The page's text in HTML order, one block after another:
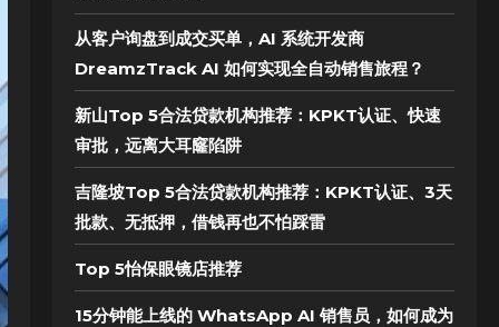
从客户询盘到成交买单，AI 系统开发商
DreamzTrack AI 如何实现全自动销售旅程？
新山Top 5合法贷款机构推荐：KPKT认证、快速
审批，远离大耳窿陷阱
吉隆坡Top 5合法贷款机构推荐：KPKT认证、3天
批款、无抵押，借钱再也不怕踩雷
Top 5怡保眼镜店推荐
15分钟能上线的 WhatsApp AI 销售员，如何成为